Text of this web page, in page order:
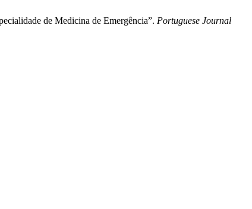
de Medicina de Emergência”. Portuguese Journal